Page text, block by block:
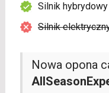
Nowa opona
Silnik hybrydowy
Silnik